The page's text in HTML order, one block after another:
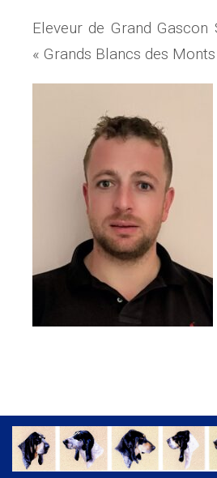
Eleveur de Grand Gascon
« Grands Blancs des